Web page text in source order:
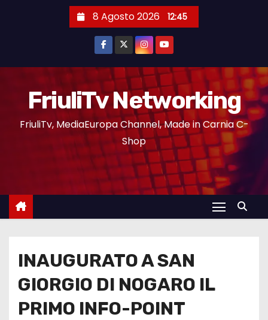
8 Agosto 2026 12:45
FriuliTv Networking
FriuliTv, MediaEuropa Channel, Made in Carnia C-
Shop
INAUGURATO A SAN
GIORGIO DI NOGARO IL
PRIMO INFO-POINT